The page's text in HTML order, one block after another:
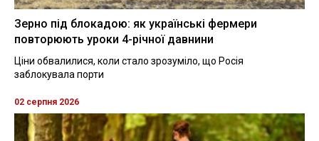
Зерно під блокадою: як українські фермери
повторюють уроки 4-річної давнини
Ціни обвалилися, коли стало зрозуміло, що Росія
заблокувала порти
02 серпня 2026